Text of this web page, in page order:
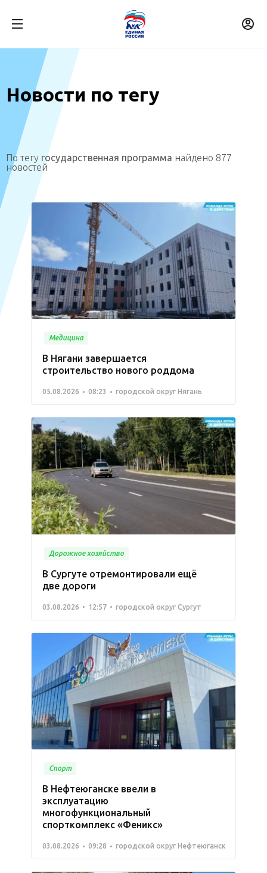
Новости по тегу
По тегу государственная программа найдено 877
новостей
Медицина
В Нягани завершается
строительство нового роддома
05.08.2026 08:23 городской округ Нягань
Дорожное хозяйство
В Сургуте отремонтировали ещё
две дороги
03.08.2026 12:57 городской округ Сургут
Спорт
В Нефтеюганске ввели в
эксплуатацию
многофункциональный
спорткомплекс «Феникс»
03.08.2026 09:28 городской округ Нефтеюганск